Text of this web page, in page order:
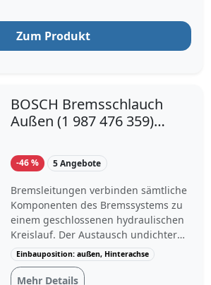
Zum Produkt
BOSCH Bremsschlauch
Außen (1 987 476 359)
-46 % 5 Angebote
Bremsleitungen verbinden sämtliche
Komponenten des Bremssystems zu
einem geschlossenen hydraulischen
Kreislauf. Der Austausch undichter
Leitungen stellt die volle
Bremsleistung ohne Druckverlust
sicher.Der Bremsschlauch BOSCH 1
Einbauposition: außen, Hinterachse
Mehr Details